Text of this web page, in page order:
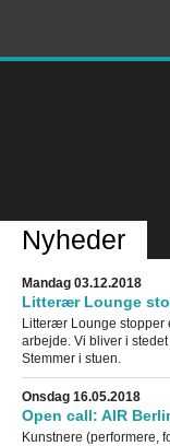
Nyheder
Mandag 03.12.2018
Litterær Lounge
Litterær Lounge stopper
arbejde. Vi bliver i
Stemmer i stuen.
Onsdag 16.05.2018
Open call: AIR
Kunstnere (performere,